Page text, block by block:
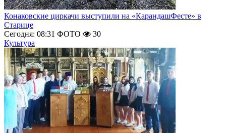
Конаковские циркачи выступили на «КарандашФесте» в
Старице
Сегодня: 08:31 ФОТО
30
Культура